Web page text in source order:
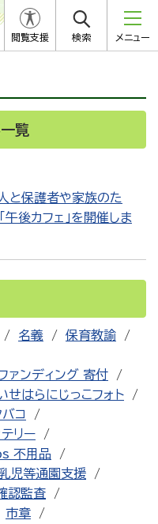
閲覧支援 検索 メニュー
一覧
と保護者や家族のた
午後カフェ」を開催しま
名義
保育教諭
ァンディング 寄付
せはらにじっこフォト
コ
リー
不用品
児等通園支援
認監査
市章